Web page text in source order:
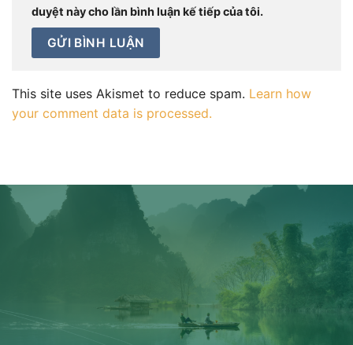
duyệt này cho lần bình luận kế tiếp của tôi.
This site uses Akismet to reduce spam. Learn how
your comment data is processed.